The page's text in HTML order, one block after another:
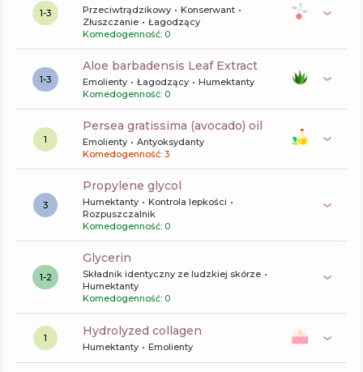
1-3 Przeciwtrądzikowy
Konserwant
Złuszczanie
Łagodzący
Komedogenność: 0
1-3
aloe barbadensis Leaf Extract
Emolienty Łagodzący
Humektanty
Komedogenność: 0
1
persea gratissima (avocado) oil
Emolienty
Antyoksydanty
Komedogenność: 3
3
propylene glycol
Humektanty
Kontrola lepkości
Rozpuszczalnik
Komedogenność: 0
1-2
glycerin
Składnik identyczny ze ludzkiej skórze
Humektanty
Komedogenność: 0
1 hydrolyzed collagen
Humektanty Emolienty